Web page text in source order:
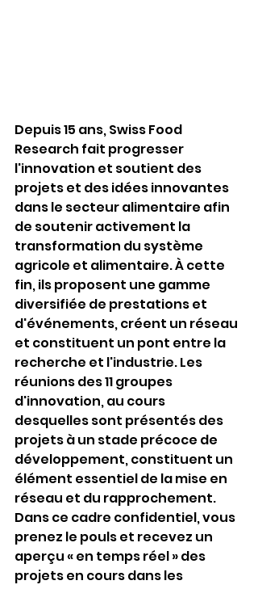
Depuis 15 ans, Swiss Food
Research fait progresser
l'innovation et soutient des
projets et des idées innovantes
dans le secteur alimentaire afin
de soutenir activement la
transformation du système
agricole et alimentaire. À cette
fin, ils proposent une gamme
diversifiée de prestations et
d'événements, créent un réseau
et constituent un pont entre la
recherche et l'industrie. Les
réunions des 11 groupes
d'innovation, au cours
desquelles sont présentés des
projets à un stade précoce de
développement, constituent un
élément essentiel de la mise en
réseau et du rapprochement.
Dans ce cadre confidentiel, vous
prenez le pouls et recevez un
aperçu « en temps réel » des
projets en cours dans les